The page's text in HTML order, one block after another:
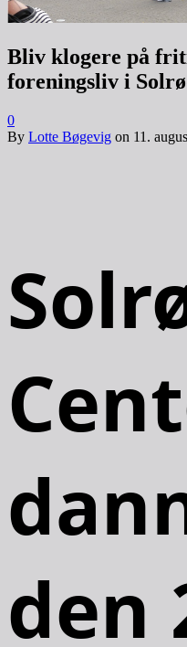
Bliv klogere på
foreningsliv i
0
By Lotte Bøgevig on 11.
den